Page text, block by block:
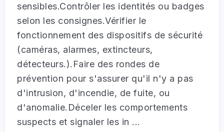
sensibles.Contrôler les identités ou badges
selon les consignes.Vérifier le
fonctionnement des dispositifs de sécurité
(caméras, alarmes, extincteurs,
détecteurs.).Faire des rondes de
prévention pour s'assurer qu'il n'y a pas
d'intrusion, d'incendie, de fuite, ou
d'anomalie.Déceler les comportements
suspects et signaler les in ...